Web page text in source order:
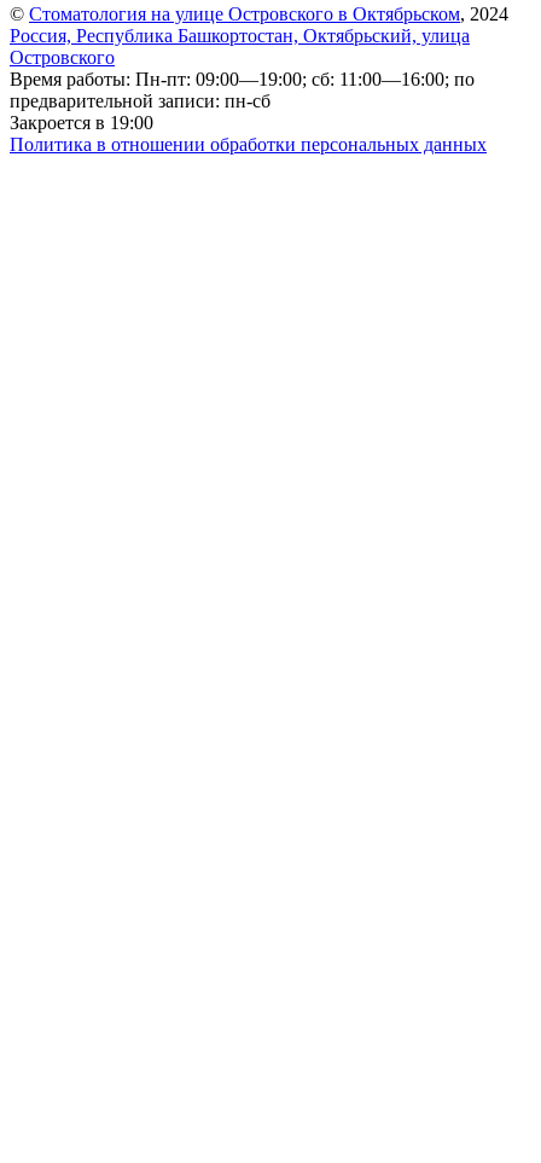
© Стоматология на улице Островского в Октябрьском, 2024
Россия, Республика Башкортостан, Октябрьский, улица
Островского
Время работы: Пн-пт: 09:00—19:00; сб: 11:00—16:00; по
предварительной записи: пн-сб
Закроется в 19:00
Политика в отношении обработки персональных данных